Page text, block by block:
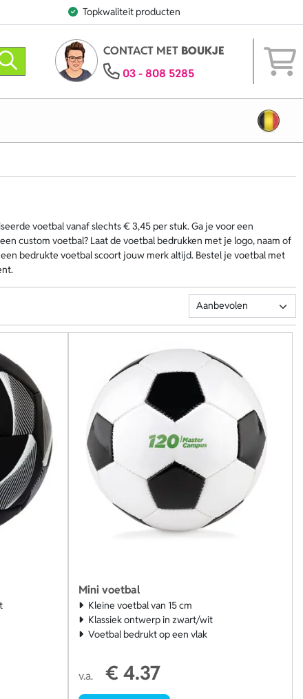
Topkwaliteit producten
CONTACT MET BOUKJE
03 - 808 5285
voetbal vanaf slechts € 3,45 per stuk. Ga je voor een
custom voetbal? Laat de voetbal bedrukken met je logo, naam of
bedrukte voetbal scoort jouw merk altijd. Bestel je voetbal met
Mini voetbal
Kleine voetbal van 15 cm
Klassiek ontwerp in zwart/wit
Voetbal bedrukt op een vlak
v.a. € 4.37